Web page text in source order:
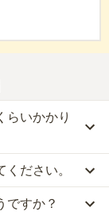
らいかかり
から、永代供養墓
は、一般墓が約
ださい。
歩約10分（車約2
ですか？